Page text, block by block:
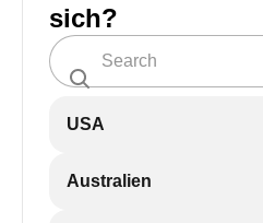
sich?
USA
Australien